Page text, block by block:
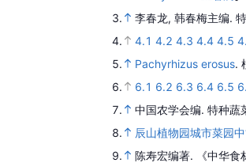
3.
李春龙, 韩春梅主编.
4.
4.1 4.2 4.3 4.4 4.5
5.
Pachyrhizus erosus.
6.
6.1 6.2 6.3 6.4 6.5
7.
中国农学会编. 特种蔬
8.
辰山植物园城市菜园
9.
陈寿宏编著.
《中华